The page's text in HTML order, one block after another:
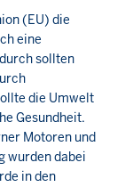
(EU) die
eine
sollten
die Umwelt
Gesundheit.
Motoren und
wurden dabei
in den